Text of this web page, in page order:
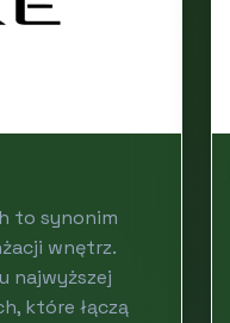
to synonim
wnętrz.
najwyższej
które łączą